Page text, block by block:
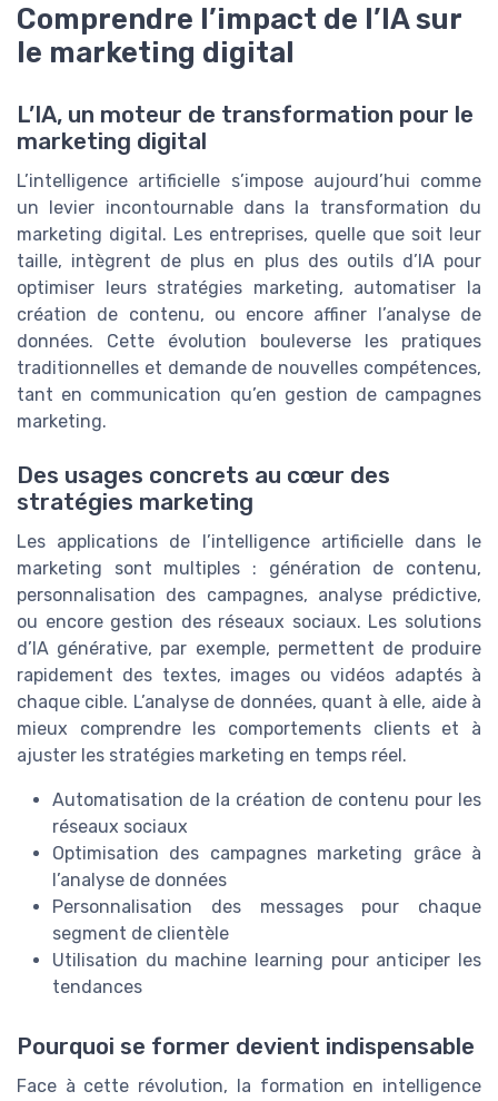
Comprendre l’impact de l’IA sur
le marketing digital
L’IA, un moteur de transformation pour le
marketing digital
L’intelligence artificielle s’impose aujourd’hui comme
un levier incontournable dans la transformation du
marketing digital. Les entreprises, quelle que soit leur
taille, intègrent de plus en plus des outils d’IA pour
optimiser leurs stratégies marketing, automatiser la
création de contenu, ou encore affiner l’analyse de
données. Cette évolution bouleverse les pratiques
traditionnelles et demande de nouvelles compétences,
tant en communication qu’en gestion de campagnes
marketing.
Des usages concrets au cœur des
stratégies marketing
Les applications de l’intelligence artificielle dans le
marketing sont multiples : génération de contenu,
personnalisation des campagnes, analyse prédictive,
ou encore gestion des réseaux sociaux. Les solutions
d’IA générative, par exemple, permettent de produire
rapidement des textes, images ou vidéos adaptés à
chaque cible. L’analyse de données, quant à elle, aide à
mieux comprendre les comportements clients et à
ajuster les stratégies marketing en temps réel.
Automatisation de la création de contenu pour les
réseaux sociaux
Optimisation des campagnes marketing grâce à
l’analyse de données
Personnalisation des messages pour chaque
segment de clientèle
Utilisation du machine learning pour anticiper les
tendances
Pourquoi se former devient indispensable
Face à cette révolution, la formation en intelligence